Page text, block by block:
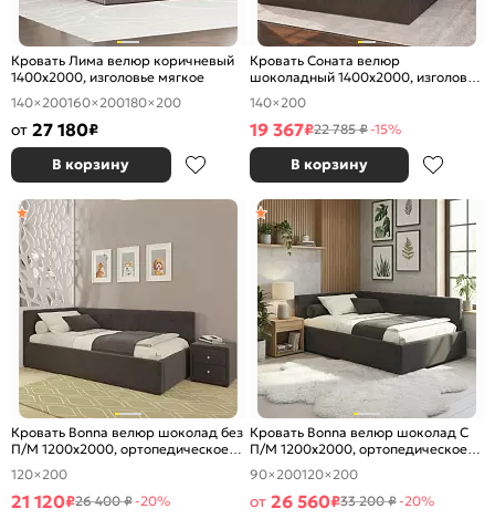
Кровать Лима велюр коричневый
1400x2000, изголовье мягкое
140×200160×200180×200
от 27 180₽
В корзину
Кровать Соната велюр
шоколадный 1400x2000, изголовье
мягкое
140×200
19 367₽22 785 ₽-15%
В корзину
Кровать Bonna велюр шоколад без
П/М 1200x2000, ортопедическое
основание, изголовье мягкое
120×200
21 120₽26 400 ₽-20%
Кровать Bonna велюр шоколад С
П/М 1200x2000, ортопедическое
основание, изголовье мягкое
90×200120×200
от 26 560₽33 200 ₽-20%